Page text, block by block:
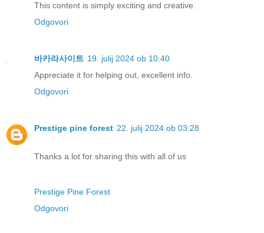
This content is simply exciting and creative.
Odgovori
바카라사이트 19. julij 2024 ob 10:40
Appreciate it for helping out, excellent info.
Odgovori
Prestige pine forest 22. julij 2024 ob 03:28
Thanks a lot for sharing this with all of us
Prestige Pine Forest
Odgovori